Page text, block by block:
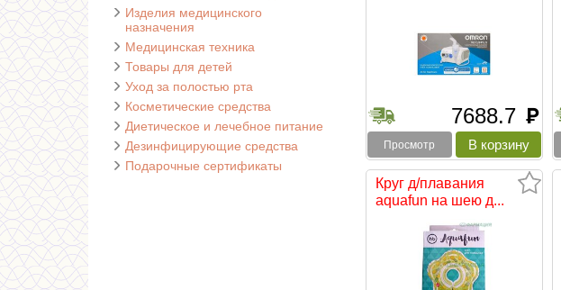
Изделия медицинского
назначения
Медицинская техника
Товары для детей
Уход за полостью рта
Косметические средства
Диетическое и лечебное питание
Дезинфицирующие средства
Подарочные сертификаты
7688.7 руб
Просмотр
Круг д/плавания
aquafun на шею д...